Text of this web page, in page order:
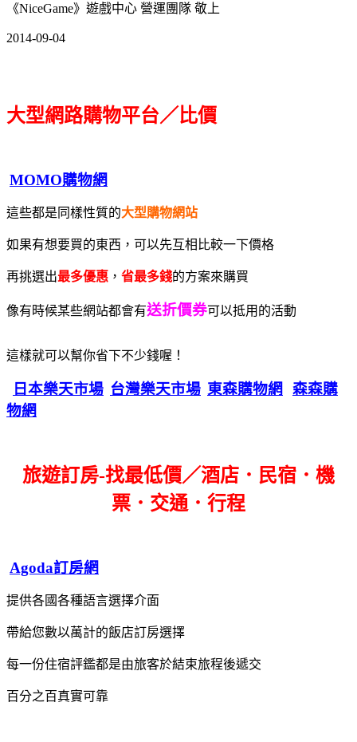
《NiceGame》遊戲中心 營運團隊 敬上
2014-09-04
大型網路購物平台／比價
MOMO購物網
這些都是同樣性質的大型購物網站
如果有想要買的東西，可以先互相比較一下價格
再挑選出最多優惠 ， 省最多錢的方案來購買
像有時候某些網站都會有送折價券可以抵用的活動
這樣就可以幫你省下不少錢喔！
日本樂天市場 台灣樂天市場 東森購物網
森森購
物網
旅遊訂房-找最低價／酒店．民宿．機
票．交通．行程
Agoda訂房網
提供各國各種語言選擇介面
帶給您數以萬計的飯店訂房選擇
每一份住宿評鑑都是由旅客於結束旅程後遞交
百分之百真實可靠